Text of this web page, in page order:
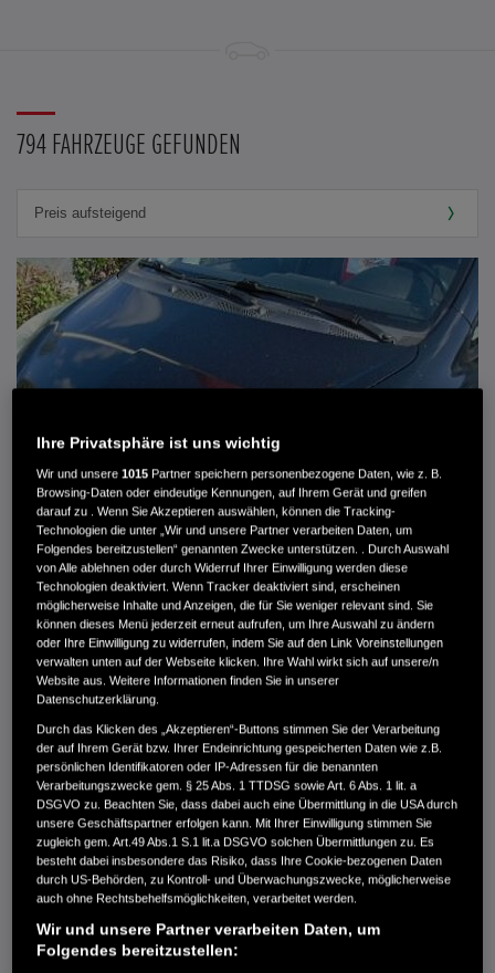
794 FAHRZEUGE GEFUNDEN
MWST. NICHT AUSWEISBAR
3.900 €
Außenfarbe
crystal black pearl
Kilometerstand
166.000 km
Kraftstoffart
Super
Getriebe
Automatik
Türen
5
Leistung
61 kW / 83 PS
Hubraum
1.339 cm³
Erstzulassung
10.2007
Bauart
Limousine
AUTO HARKE GMBH
Randersweide 59-63
Ihre Privatsphäre ist uns wichtig
Wir und unsere1015 Partner speichern personenbezogene Daten, wie z. B.
Browsing-Daten oder eindeutige Kennungen, auf Ihrem Gerät und greifen
darauf zu . Wenn Sie Akzeptieren auswählen, können die Tracking-
Technologien die unter „Wir und unsere Partner verarbeiten Daten, um
Folgendes bereitzustellen“ genannten Zwecke unterstützen. . Durch Auswahl
von Alle ablehnen oder durch Widerruf Ihrer Einwilligung werden diese
Technologien deaktiviert. Wenn Tracker deaktiviert sind, erscheinen
möglicherweise Inhalte und Anzeigen, die für Sie weniger relevant sind. Sie
können dieses Menü jederzeit erneut aufrufen, um Ihre Auswahl zu ändern
oder Ihre Einwilligung zu widerrufen, indem Sie auf den Link Voreinstellungen
verwalten unten auf der Webseite klicken. Ihre Wahl wirkt sich auf unsere/n
Website aus. Weitere Informationen finden Sie in unserer
Datenschutzerklärung.
Durch das Klicken des „Akzeptieren“-Buttons stimmen Sie der Verarbeitung
der auf Ihrem Gerät bzw. Ihrer Endeinrichtung gespeicherten Daten wie z.B.
persönlichen Identifikatoren oder IP-Adressen für die benannten
Verarbeitungszwecke gem. § 25 Abs. 1 TTDSG sowie Art. 6 Abs. 1 lit. a
DSGVO zu. Beachten Sie, dass dabei auch eine Übermittlung in die USA durch
unsere Geschäftspartner erfolgen kann. Mit Ihrer Einwilligung stimmen Sie
zugleich gem. Art.49 Abs.1 S.1 lit.a DSGVO solchen Übermittlungen zu. Es
besteht dabei insbesondere das Risiko, dass Ihre Cookie-bezogenen Daten
durch US-Behörden, zu Kontroll- und Überwachungszwecke, möglicherweise
auch ohne Rechtsbehelfsmöglichkeiten, verarbeitet werden.
Wir und unsere Partner verarbeiten Daten, um
Folgendes bereitzustellen: